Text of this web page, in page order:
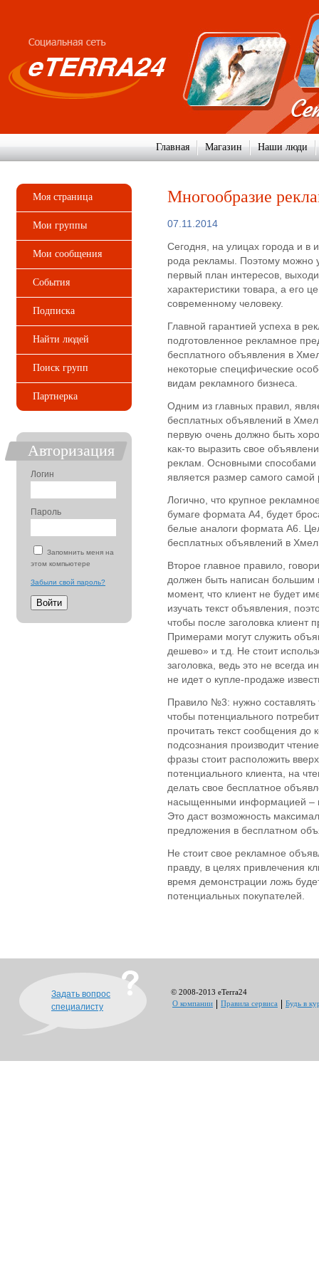
Главная Магазин Наши люди
Многообразие
07.11.2014
Сегодня, на улицах города и в
рода рекламы. Поэтому можно
первый план интересов,
характеристики товара, а его
современному человеку.
Главной гарантией успеха в
подготовленное рекламное
бесплатного объявления в
некоторые специфические
видам рекламного бизнеса.
Одним из главных правил,
бесплатных объявлений в
первую очень должно быть
как-то выразить свое
реклам. Основными способами
является размер самого
Логично, что крупное
бумаге формата А4, будет
белые аналоги формата А6.
бесплатных объявлений в
Второе главное правило,
должен быть написан большим
момент, что клиент не будет
изучать текст объявления,
чтобы после заголовка клиент
Примерами могут служить
дешево» и т.д. Не стоит
заголовка, ведь это не всегда
не идет о купле-продаже
Правило №3: нужно
чтобы потенциального
прочитать текст сообщения до
подсознания производит
фразы стоит расположить
потенциального клиента, на
делать свое бесплатное
насыщенными информацией –
Это даст возможность
предложения в бесплатном
Не стоит свое рекламное
правду, в целях привлечения
время демонстрации ложь
потенциальных покупателей.
Моя страница
Мои группы
Мои сообщения
События
Подписка
Найти людей
Поиск групп
Партнерка
Авторизация
Логин
Пароль
Запомнить меня на
этом компьютере
Забыли свой пароль?
Задать вопрос
специалисту
© 2008-2013 eTerra24
О компании
Правила сервиса Будь в